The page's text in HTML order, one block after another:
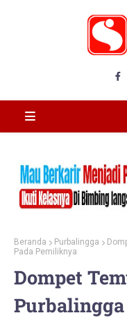
Beranda Purbalingga
Pada Pemiliknya
Dompet
Purbalingga